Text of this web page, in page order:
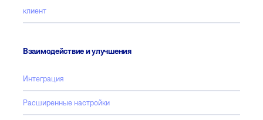
клиент
Взаимодействие и улучшения
Интеграция
Расширенные настройки